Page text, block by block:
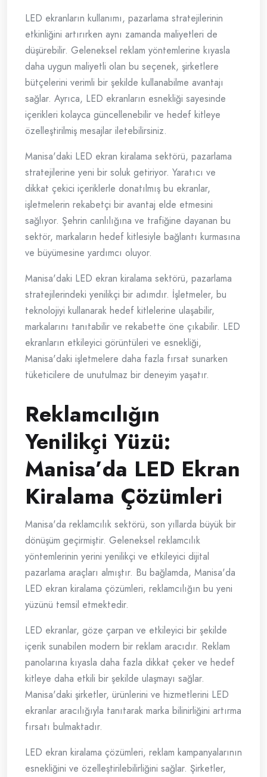
LED ekranların kullanımı, pazarlama stratejilerinin
etkinliğini artırırken aynı zamanda maliyetleri de
düşürebilir. Geleneksel reklam yöntemlerine kıyasla
daha uygun maliyetli olan bu seçenek, şirketlere
bütçelerini verimli bir şekilde kullanabilme avantajı
sağlar. Ayrıca, LED ekranların esnekliği sayesinde
içerikleri kolayca güncellenebilir ve hedef kitleye
özelleştirilmiş mesajlar iletebilirsiniz.
Manisa'daki LED ekran kiralama sektörü, pazarlama
stratejilerine yeni bir soluk getiriyor. Yaratıcı ve
dikkat çekici içeriklerle donatılmış bu ekranlar,
işletmelerin rekabetçi bir avantaj elde etmesini
sağlıyor. Şehrin canlılığına ve trafiğine dayanan bu
sektör, markaların hedef kitlesiyle bağlantı kurmasına
ve büyümesine yardımcı oluyor.
Manisa'daki LED ekran kiralama sektörü, pazarlama
stratejilerindeki yenilikçi bir adımdır. İşletmeler, bu
teknolojiyi kullanarak hedef kitlelerine ulaşabilir,
markalarını tanıtabilir ve rekabette öne çıkabilir. LED
ekranların etkileyici görüntüleri ve esnekliği,
Manisa'daki işletmelere daha fazla fırsat sunarken
tüketicilere de unutulmaz bir deneyim yaşatır.
Reklamcılığın
Yenilikçi Yüzü:
Manisa’da LED Ekran
Kiralama Çözümleri
Manisa'da reklamcılık sektörü, son yıllarda büyük bir
dönüşüm geçirmiştir. Geleneksel reklamcılık
yöntemlerinin yerini yenilikçi ve etkileyici dijital
pazarlama araçları almıştır. Bu bağlamda, Manisa'da
LED ekran kiralama çözümleri, reklamcılığın bu yeni
yüzünü temsil etmektedir.
LED ekranlar, göze çarpan ve etkileyici bir şekilde
içerik sunabilen modern bir reklam aracıdır. Reklam
panolarına kıyasla daha fazla dikkat çeker ve hedef
kitleye daha etkili bir şekilde ulaşmayı sağlar.
Manisa'daki şirketler, ürünlerini ve hizmetlerini LED
ekranlar aracılığıyla tanıtarak marka bilinirliğini artırma
fırsatı bulmaktadır.
LED ekran kiralama çözümleri, reklam kampanyalarının
esnekliğini ve özelleştirilebilirliğini sağlar. Şirketler,